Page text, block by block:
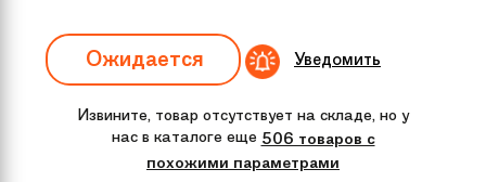
Ожидается Уведомить
Извините, товар отсутствует на складе, но у
нас в каталоге еще 506 товаров с
похожими параметрами